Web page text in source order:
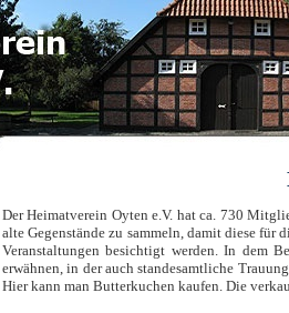
Der Heimatverein Oyten e.V. hat ca. 730
alte Gegenstände zu sammeln, damit diese
Veranstaltungen besichtigt werden. In dem
erwähnen, in der auch standesamtliche
Hier kann man Butterkuchen kaufen. Die